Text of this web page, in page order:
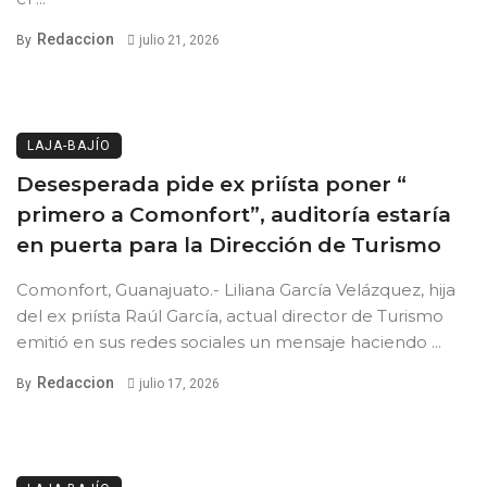
By Redaccion julio 21, 2026
LAJA-BAJÍO
Desesperada pide ex priísta poner “
primero a Comonfort”, auditoría estaría
en puerta para la Dirección de Turismo
Comonfort, Guanajuato.- Liliana García Velázquez, hija
del ex priísta Raúl García, actual director de Turismo
emitió en sus redes sociales un mensaje haciendo ...
By Redaccion julio 17, 2026